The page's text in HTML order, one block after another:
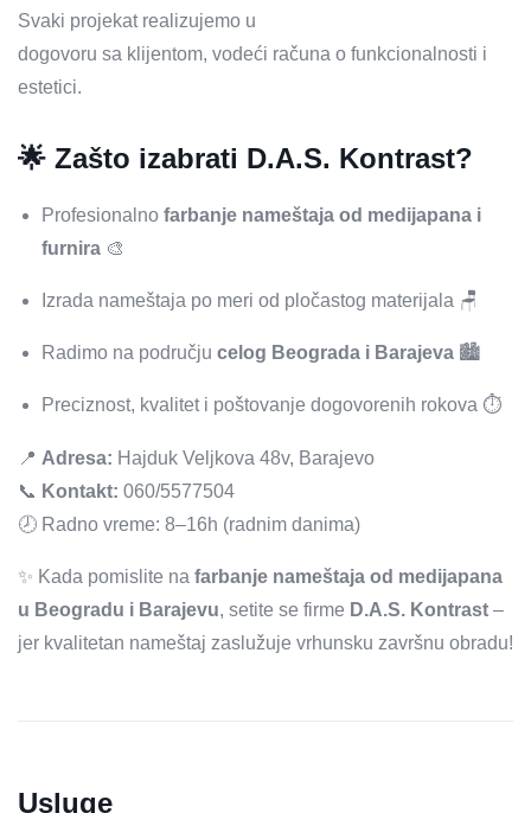
Svaki projekat realizujemo u
dogovoru sa klijentom, vodeći računa o funkcionalnosti i
estetici.
🌟 Zašto izabrati D.A.S. Kontrast?
Profesionalno farbanje nameštaja od medijapana i
furnira 🎨
Izrada nameštaja po meri od pločastog materijala 🪑
Radimo na području celog Beograda i Barajeva 🏙️
Preciznost, kvalitet i poštovanje dogovorenih rokova ⏱️
📍 Adresa: Hajduk Veljkova 48v, Barajevo
📞 Kontakt: 060/5577504
🕗 Radno vreme: 8–16h (radnim danima)
✨ Kada pomislite na farbanje nameštaja od medijapana
u Beogradu i Barajevu, setite se firme D.A.S. Kontrast –
jer kvalitetan nameštaj zaslužuje vrhunsku završnu obradu!
Usluge